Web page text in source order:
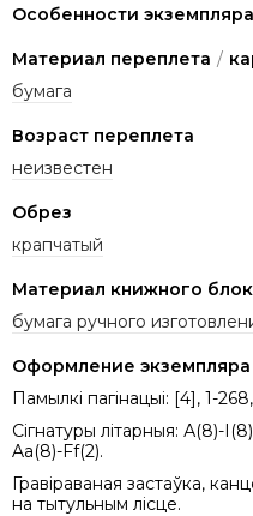
Особенности экземпляра
Материал переплета /
бумага
Возраст переплета
неизвестен
Обрез
крапчатый
Материал книжного
бумага ручного
Оформление экземпляра
Памылкі пагінацыі: [4], 1-
Сігнатуры літарныя: А(8)-
Aa(8)-Ff(2).
Гравіраваная застаўка,
на тытульным лісце.